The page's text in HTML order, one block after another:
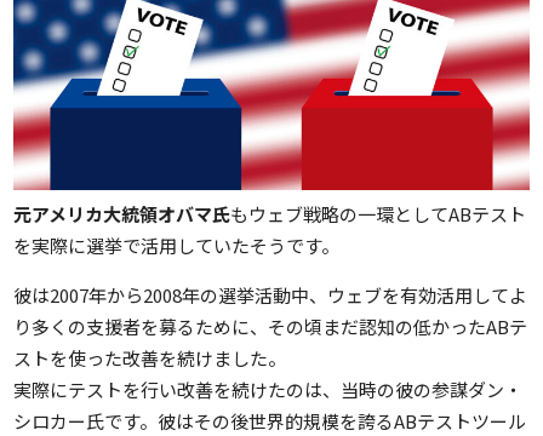
元アメリカ大統領オバマ氏もウェブ戦略の一環としてABテスト
を実際に選挙で活用していたそうです。
彼は2007年から2008年の選挙活動中、ウェブを有効活用してよ
り多くの支援者を募るために、その頃まだ認知の低かったABテ
ストを使った改善を続けました。
実際にテストを行い改善を続けたのは、当時の彼の参謀ダン・
シロカー氏です。彼はその後世界的規模を誇るABテストツール